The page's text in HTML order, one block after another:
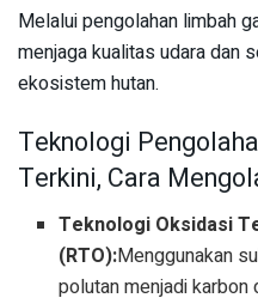
Melalui pengolahan limbah
menjaga kualitas udara dan
ekosistem hutan.
Teknologi
Terkini, Cara
Teknologi Oksidasi
(RTO):Menggunakan
polutan menjadi karbon